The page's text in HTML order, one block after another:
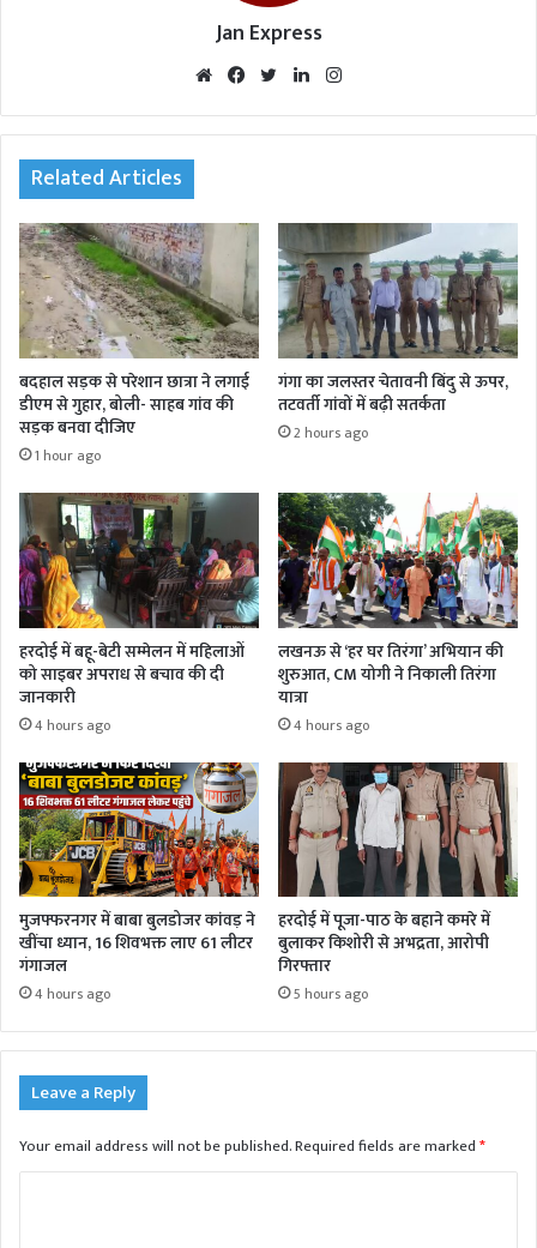
Jan Express
We
te
Fac
oo
Twi
r
Lin
In am
Related Articles
बदहाल सड़क से परेशान छात्रा ने लगाई
डीएम से गुहार, बोली- साहब गांव की
सड़क बनवा दीजिए
1 hour ago
गंगा का जलस्तर चेतावनी बिंदु से ऊपर,
तटवर्ती गांवों में बढ़ी सतर्कता
2 hours ago
हरदोई में बहू-बेटी सम्मेलन में महिलाओं
को साइबर अपराध से बचाव की दी
जानकारी
4 hours ago
लखनऊ से ‘हर घर तिरंगा’ अभियान की
शुरुआत, CM योगी ने निकाली तिरंगा
यात्रा
4 hours ago
मुजफ्फरनगर में बाबा बुलडोजर कांवड़ ने
खींचा ध्यान, 16 शिवभक्त लाए 61 लीटर
गंगाजल
4 hours ago
हरदोई में पूजा-पाठ के बहाने कमरे में
बुलाकर किशोरी से अभद्रता, आरोपी
गिरफ्तार
5 hours ago
Leave a Reply
Your email address will not be published.Required fields are marked*